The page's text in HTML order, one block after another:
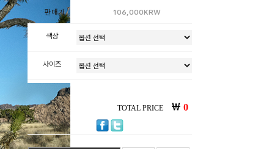
판매가
106,000KRW
색상
사이즈
TOTAL PRICE ￦ 0